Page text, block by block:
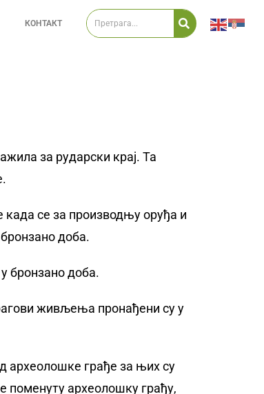
КОНТАКТ
за рударски крај. Та
се за производњу оруђа и
доба.
бронзано доба.
живљења пронађени су у
археолошке грађе за њих су
поменуту археолошку грађу,